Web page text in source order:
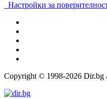
Настройки за
Copyright © 1998-2026 Dir.bg